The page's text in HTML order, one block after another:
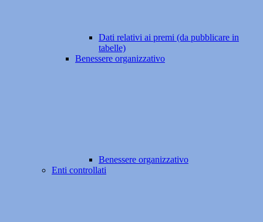
Dati relativi ai premi (da pubblicare in
tabelle)
Benessere organizzativo
Benessere organizzativo
Enti controllati